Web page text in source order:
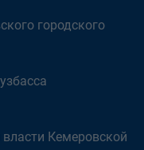
городского
Кемеровской